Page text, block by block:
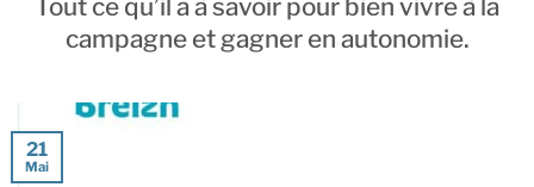
Tout ce qu’il a à savoir pour bien vivre à la
campagne et gagner en autonomie.
21
Mai